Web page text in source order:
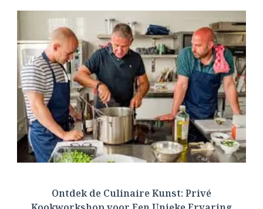
Ontdek de Culinaire Kunst: Privé